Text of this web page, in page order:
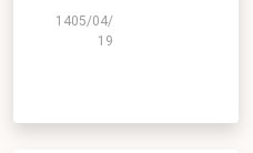
1405/04/
19